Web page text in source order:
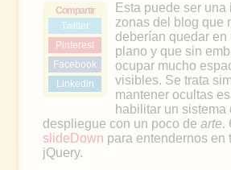
Compartir
Twitter
Pinterest
Facebook
Linkedin
Esta puede ser
zonas del blog que
deberían quedar en
plano y que sin
ocupar mucho
visibles. Se trata
mantener ocultas
habilitar un sistema
despliegue con un poco de arte.
slideDown para entendernos en
jQuery.